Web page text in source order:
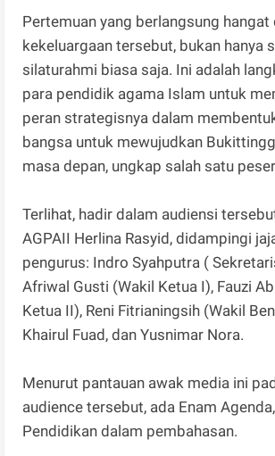
Pertemuan yang berlangsung hangat
kekeluargaan tersebut, bukan hanya
silaturahmi biasa saja. Ini adalah
para pendidik agama Islam untuk
peran strategisnya dalam
bangsa untuk mewujudkan
masa depan, ungkap salah satu
Terlihat, hadir dalam audiensi
AGPAII Herlina Rasyid, didampingi
pengurus: Indro Syahputra (
Afriwal Gusti (Wakil Ketua I), Fauzi
Ketua II), Reni Fitrianingsih (Wakil
Khairul Fuad, dan Yusnimar Nora.
Menurut pantauan awak media ini
audience tersebut, ada Enam
Pendidikan dalam pembahasan.